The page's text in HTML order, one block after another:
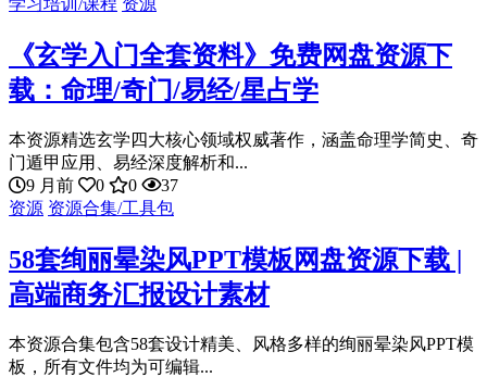
学习培训/课程 资源
《玄学入门全套资料》免费网盘资源下
载：命理/奇门/易经/星占学
本资源精选玄学四大核心领域权威著作，涵盖命理学简史、奇
门遁甲应用、易经深度解析和...
9 月前
0 0
37
资源 资源合集/工具包
58套绚丽晕染风PPT模板网盘资源下载 |
高端商务汇报设计素材
本资源合集包含58套设计精美、风格多样的绚丽晕染风PPT模
板，所有文件均为可编辑...